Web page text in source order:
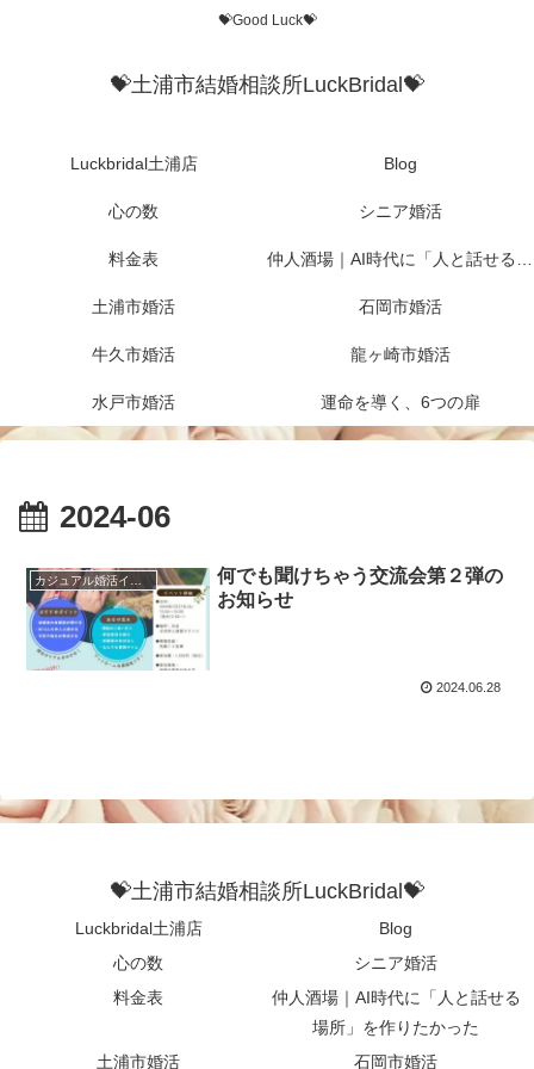
💝Good Luck💝
💝土浦市結婚相談所LuckBridal💝
Luckbridal土浦店 Blog
心の数 シニア婚活
料金表 仲人酒場｜AI時代に「人と話せる場所」を作りたかった
土浦市婚活 石岡市婚活
牛久市婚活 龍ヶ崎市婚活
水戸市婚活 運命を導く、6つの扉
2024-06
何でも聞けちゃう交流会第２弾の
お知らせ
2024.06.28
💝土浦市結婚相談所LuckBridal💝
Luckbridal土浦店
Blog
心の数
シニア婚活
料金表
仲人酒場｜AI時代に「人と話せる
場所」を作りたかった
土浦市婚活
石岡市婚活